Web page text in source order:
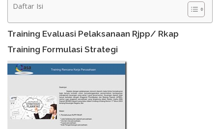
Daftar Isi
Training Evaluasi Pelaksanaan Rjpp/ Rkap
Training Formulasi Strategi